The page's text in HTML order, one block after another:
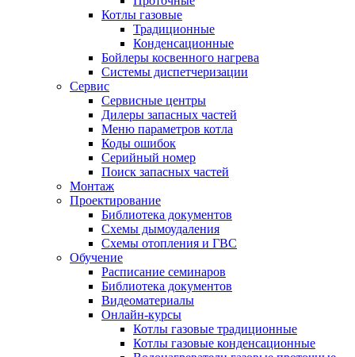
Котлы газовые
Традиционные
Конденсационные
Бойлеры косвенного нагрева
Системы диспетчеризации
Сервис
Сервисные центры
Дилеры запасных частей
Меню параметров котла
Коды ошибок
Серийный номер
Поиск запасных частей
Монтаж
Проектирование
Библиотека документов
Схемы дымоудаления
Схемы отопления и ГВС
Обучение
Расписание семинаров
Библиотека документов
Видеоматериалы
Онлайн-курсы
Котлы газовые традиционные
Котлы газовые конденсационные